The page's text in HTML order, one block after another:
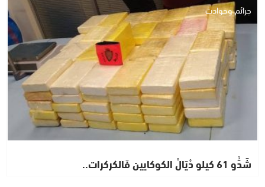
جرائم وحوادث
شَدُّو 61 كيلو دْيَالْ الكوكايين فَالكركرات..